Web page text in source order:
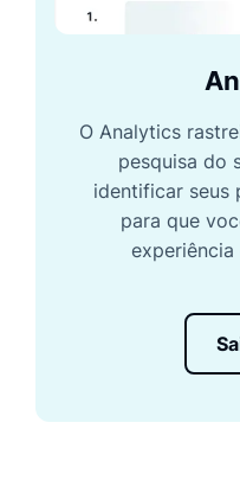
O Analytics
pesquisa do
identificar seus
para que
experiência